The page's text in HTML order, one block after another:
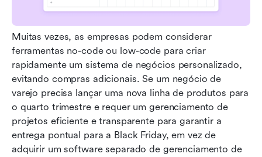
Muitas vezes, as empresas podem considerar
ferramentas no-code ou low-code para criar
rapidamente um sistema de negócios personalizado,
evitando compras adicionais. Se um negócio de
varejo precisa lançar uma nova linha de produtos para
o quarto trimestre e requer um gerenciamento de
projetos eficiente e transparente para garantir a
entrega pontual para a Black Friday, em vez de
adquirir um software separado de gerenciamento de